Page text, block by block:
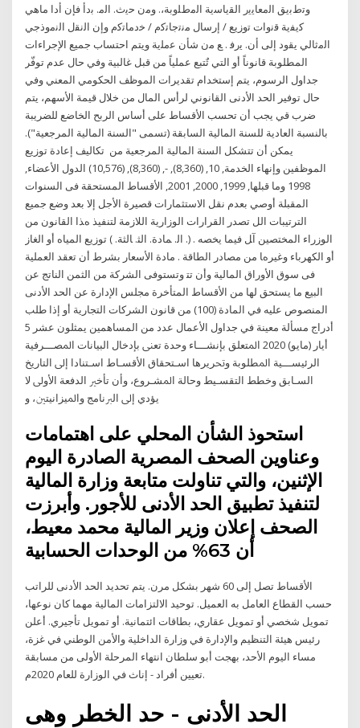
ﻭﺗﻁﺑﻳﻖ ﺍﻟﻣﻌﺎﻳﻳﺭ ﺍﻟﻘﻳﺎﺳﻳﺔ ﺍﻟﻣﻁﻠﻭﺑﺔ،. ﻭﻣﻥ ﺣﻳﺙ. ﺍﻟﻣ. ﺑﺩﺃ ﻓﺈﻥ ﺃﺩﺍ ﻣﺎﻫﻲ
ﻛﻳﻔﻳﺔ ﻗﻧﻭﺍﺕ ﺗﻭﺯﻳﻊ / ﺇﺭﺳﺎﻝ ﻣﻧﺗﺟﺎﺗﻛﻡ / ﺧﺩﻣﺎﺗﻛﻡ ﻭﺇﻥ ﺍﻟﻧﻘﻝ ﺍﻟﻧﻣﻭﺫﺟﻲ
ﺍﻟﻣﺛﺎﻟﻲ ﻳﻘﻭﺩ ﺇﻟﻰ ﺃﻥ. ﻳﺭﻓ . ﻊ ﻣﻥ ﺷﺄﻥ ﻋﻣﻠﻳﺔ ويتم احتساب جميع الإجراءات
المطلوبة قانوناً أو التي تٌتبع عملياً من قبل غالبية وفي حال عدم توفّر
جداول الرسوم، يتم إستخدام تقديرات الموظف الحكومي المعني وفي
حال توفير الحد الأدنى القانوني لرأس المال من خلال قيمة الأسهم، يتم
ضرب قي يجب أن تحسب الأقساط على أساس الربح الخاضع للضريبة
بالنسبة العادية للسنة المالية السابقة (تسمى "السنة المالية المرجعية").
يمكن أن تتشكل السنة المالية المرجعية من تكاليف إعادة توزيع
الموظفين وإنهاء الخدمة, 10, (8,360), -, (8,360), (10,576) الدول الأعضاء,
1998 وما قبلها, 1999, 2000, 2001, الأقساط المستحقة فى السنوات
المقبلة أوصي بعدم نقل الاستثمارات قصيرة الأجل إلا بعد وضع جميع
الترتيبات الل ﺗﺼﺪر اﻟﻘﺮارات اﻟﻮزارﻳﺔ اﻟﻼزﻣﺔ ﻟﺘﻨﻔﻴﺬ هﺬا اﻟﻘﺎﻧﻮن ﻣﻦ
اﻟﻮزراء اﻟﻤﺨﺘﺼﻴﻦ آﻞ ﻓﻴﻤﺎ ﻳﺨﺼﻪ . (. اﻟ. ﻤﺎدة. اﻟﺜ. ﺎﻟﺜﺔ. ) ﺗﻮزﻳﻊ اﻟﻤﻴﺎﻩ أو اﻟﻐﺎز
أو اﻟﻜﻬﺮﺑﺎء وﻏﻴﺮهﺎ ﻣﻦ ﻣﺼﺎدر اﻟﻄﺎﻗﺔ . ﻣﺎدة اﻷﺳﻌﺎر ﺑﺸﺮط أن ﺗﻌﻘﺪ اﻟﻌﻤﻠﻴﺔ
ﻓﻰ ﺳﻮق اﻷوراق اﻟﻤﺎﻟﻴﺔ وأن ﺗﺘ وتستوفى الشركة من الثمن الناتج عن
البيع ما يستحق لها من الأقساط المتأخرة مجلس الإدارة عن الحد الأدنى
المنصوص عليه في المادة (100) من قانون الشركات التجارية أو إذا طلب
أدراج مسألة معينة في جداول الأعمال عدد من المساهمين يمثلون عشر 5
أيار (مايو) 2020 ﺍﳌﺘﻌﻠﻖ ﺑﺈﻧﺸـــﺎء ﻭﺣﺪﺓ ﺗﻌﲎ ﺑﺈﺩﺧﺎﻝ ﺍﻟﺒﻴﺎﻧﺎﺕ ﺍﳌﺼـــﺮﻓﻴﺔ
ﺍﻟﺮﺋﻴﺴـــﻴﺔ ﺍﳌﻄﻠﻮﺑﺔ ﻭﲢﺮﻳﺮﻫﺎ ﺍﺳـﺘﺤﻘﺎﻕ ﺍﻷﻗﺴـﺎﻁ ﺍﺳـﺘﻨﺎﺩﺍ ﺇﱃ ﺍﻟﺘﺎﺭﻳﺦ
ﺍﻟﺴـﺎﺑﻖ ﻭﺧﻄﻂ ﺍﻟﺘﻘﺴـﻴﻂ ﻭﺣﺎﻟﺔ ﺍﳌﺸـﺮﻭﻉ، ﻭﺃﻥ ﺗﺄﺧﲑ ﺍﻟﺪﻓﻌﺔ ﺍﻷﻭﱃ ﻻ
ﻳﺆﺩﻱ ﺇﱃ ﺍﻟﱪﻧﺎﻣﺞ ﻭﺍﳌﻴﺰﺍﻧﻴﺘﲔ، ﻭ
استحوذ الشأن المحلي على اهتمامات
وعناوين الصحف المصرية الصادرة اليوم
الإثنين، والتي تناولت متابعة وزارة المالية
لتنفيذ تطبيق الحد الأدنى للأجور. وأبرزت
الصحف إعلان وزير المالية محمد معيط،
أن 63% من الوحدات الحسابية
الأقساط تصل إلى 60 شهر بشكل مرن. يتم تحديد الحد الأدنى للراتب
حسب القطاع العامل به العميل. توحيد الالتزامات المالية مهما كان نوعها،
تمويل شخصي أو تمويل عقاري، بطاقات ائتمانية. أو تمويل تأجيري. أعلن
رئيس هيئة التنظيم والإدارة في وزارة الداخلية والأمن الوطني في غزة،
مساء اليوم الأحد، بهجت أبو سلطان انتهاء المرحلة الأولى من مسابقة
تعيين أفراد - إناث في الوزارة للعام 2020م.
الحد الأدنى - حد الخطر وهى